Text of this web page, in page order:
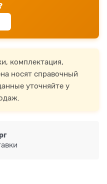
комплектация,
носят справочный
уточняйте у